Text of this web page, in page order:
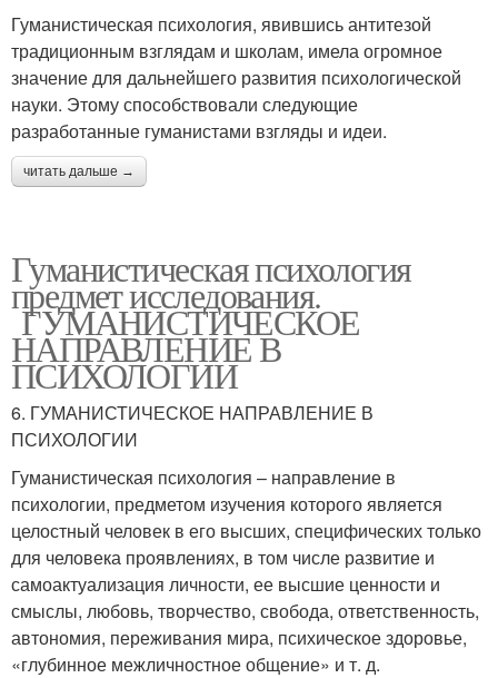
Гуманистическая психология, явившись антитезой
традиционным взглядам и школам, имела огромное
значение для дальнейшего развития психологической
науки. Этому способствовали следующие
разработанные гуманистами взгляды и идеи.
читать дальше →
Гуманистическая психология
предмет исследования.
ГУМАНИСТИЧЕСКОЕ
НАПРАВЛЕНИЕ В
ПСИХОЛОГИИ
6. ГУМАНИСТИЧЕСКОЕ НАПРАВЛЕНИЕ В
ПСИХОЛОГИИ
Гуманистическая психология – направление в
психологии, предметом изучения которого является
целостный человек в его высших, специфических только
для человека проявлениях, в том числе развитие и
самоактуализация личности, ее высшие ценности и
смыслы, любовь, творчество, свобода, ответственность,
автономия, переживания мира, психическое здоровье,
«глубинное межличностное общение» и т. д.